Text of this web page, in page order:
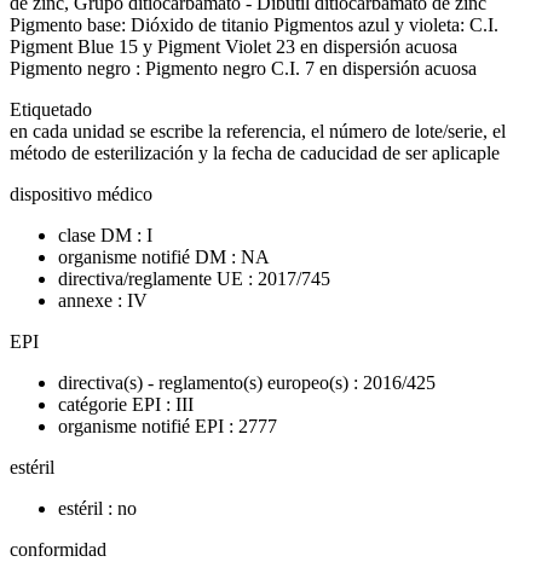
Pigmento base: Dióxido de titanio Pigmentos azul y violeta: C.I.
Pigment Blue 15 y Pigment Violet 23 en dispersión acuosa
Pigmento negro : Pigmento negro C.I. 7 en dispersión acuosa
Etiquetado
en cada unidad se escribe la referencia, el número de lote/serie, el
método de esterilización y la fecha de caducidad de ser aplicaple
dispositivo médico
clase DM : I
organisme notifié DM : NA
directiva/reglamente UE : 2017/745
annexe : IV
EPI
directiva(s) - reglamento(s) europeo(s) : 2016/425
catégorie EPI : III
organisme notifié EPI : 2777
estéril
estéril : no
conformidad